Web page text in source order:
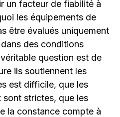
un facteur de fiabilité à
les équipements de
être évalués uniquement
des conditions
question est de
ils soutiennent les
est difficile, que les
sont strictes, que les
la constance compte à